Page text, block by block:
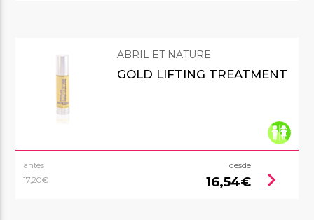
ABRIL ET NATURE
GOLD LIFTING TREATMENT
antes
17,20€
desde
16,54€ chevron_right